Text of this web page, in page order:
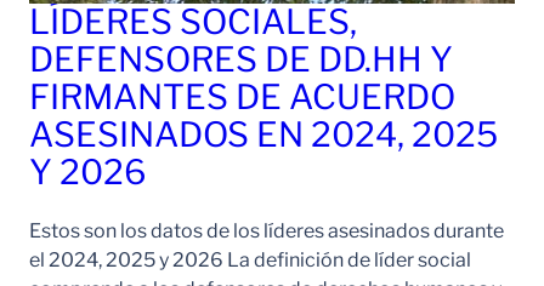
LÍDERES SOCIALES,
DEFENSORES DE DD.HH Y
FIRMANTES DE ACUERDO
ASESINADOS EN 2024, 2025
Y 2026
Estos son los datos de los líderes asesinados durante
el 2024, 2025 y 2026 La definición de líder social